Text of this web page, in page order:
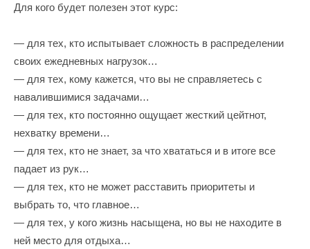
Для кого будет полезен этот курс:
— для тех, кто испытывает сложность в распределении
своих ежедневных нагрузок…
— для тех, кому кажется, что вы не справляетесь с
навалившимися задачами…
— для тех, кто постоянно ощущает жесткий цейтнот,
нехватку времени…
— для тех, кто не знает, за что хвататься и в итоге все
падает из рук…
— для тех, кто не может расставить приоритеты и
выбрать то, что главное…
— для тех, у кого жизнь насыщена, но вы не находите в
ней место для отдыха…